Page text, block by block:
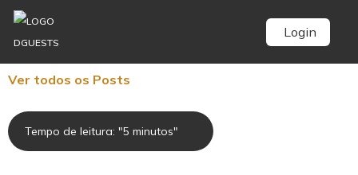
Login
Ver todos os Posts
Tempo de leitura: "5 minutos"